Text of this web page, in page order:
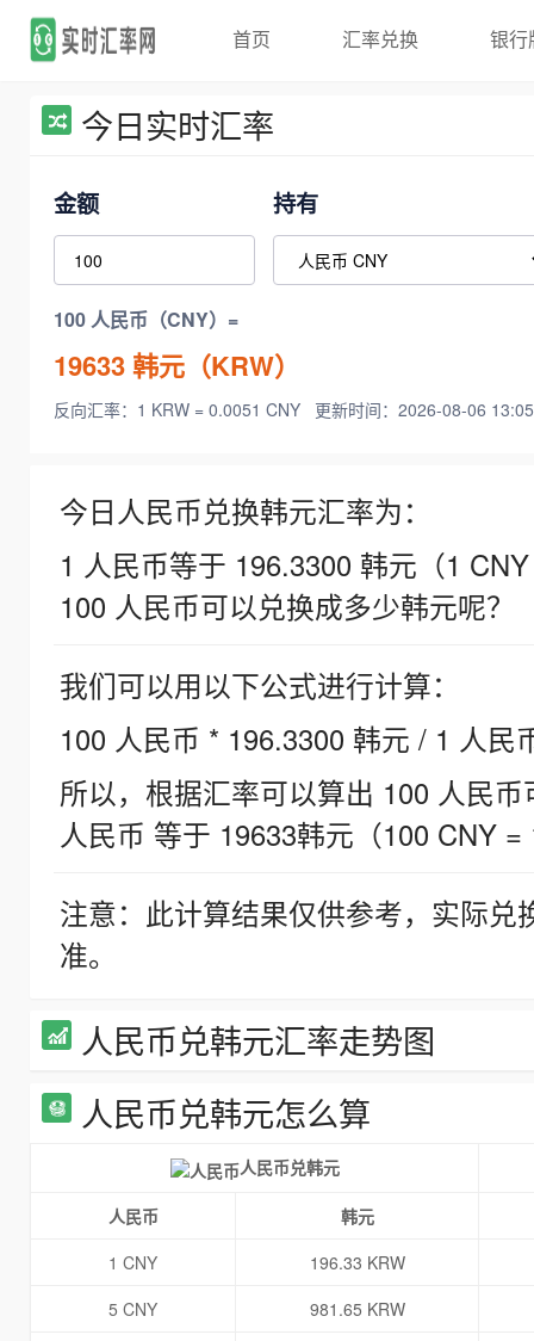
首页 汇率兑换 银行
今日实时汇率
金额 持有
100 人民币（CNY）=
19633韩元（KRW）
反向汇率：1 KRW = 0.0051 CNY 更新时间：2026-08-06
今日人民币兑换韩元汇率为：
1 人民币等于 196.3300 韩元（1
100 人民币可以兑换成多少韩元呢？
我们可以用以下公式进行计算：
100 人民币 * 196.3300 韩元 / 1 人民
所以，根据汇率可以算出 100 人民
人民币 等于 19633韩元（100 CNY =
注意：此计算结果仅供参考，实际
准。
人民币兑韩元汇率走势图
人民币兑韩元怎么算
人民币兑韩元
人民币
韩元
1 CNY
196.33 KRW
5 CNY
981.65 KRW